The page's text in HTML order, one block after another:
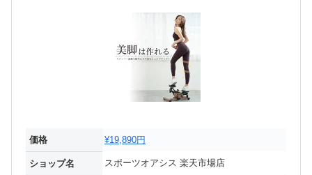
価格 ¥19,890円
ショップ名 スポーツオアシス 楽天市場店